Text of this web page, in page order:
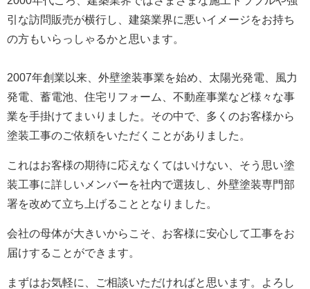
引な訪問販売が横行し、建築業界に悪いイメージをお持ち
の方もいらっしゃるかと思います。
2007年創業以来、外壁塗装事業を始め、太陽光発電、風力
発電、蓄電池、住宅リフォーム、不動産事業など様々な事
業を手掛けてまいりました。 その中で、多くのお客様から
塗装工事のご依頼をいただくことがありました。
これはお客様の期待に応えなくてはいけない、そう思い塗
装工事に詳しいメンバーを社内で選抜し、外壁塗装専門部
署を改めて立ち上げることとなりました。
会社の母体が大きいからこそ、お客様に安心して工事をお
届けすることができます。
まずはお気軽に、ご相談いただければと思います。よろし